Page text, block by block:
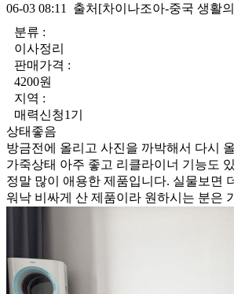
06-03 08:11 출처[차이나조아-중국 생활
분류 :
이사정리
판매가격 :
4200원
지역 :
매력신청1기
상태좋음
방금전에 올리고 사진을 까박해서 다시
가죽상태 아주 좋고 리클라이너 기능도
정말 많이 애용한 제품입니다. 실물보면
워낙 비싸게 산 제품이라 원하시는 분은